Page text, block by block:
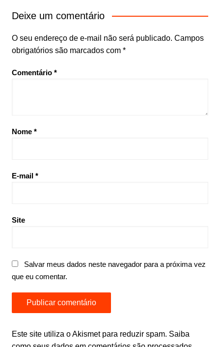
Deixe um comentário
O seu endereço de e-mail não será publicado. Campos
obrigatórios são marcados com *
Comentário *
Nome *
E-mail *
Site
Salvar meus dados neste navegador para a próxima vez
que eu comentar.
Este site utiliza o Akismet para reduzir spam. Saiba